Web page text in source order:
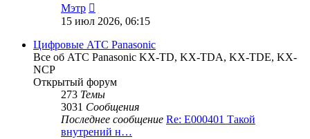
Мэтр
к
последнему
сообщению
15 июл 2026, 06:15
Цифровые АТС Panasonic
Все об АТС Panasonic KX-TD, KX-TDA, KX-TDE, KX-
NCP
Открытый форум
273 Темы
3031 Сообщения
Последнее сообщение Re: E000401 Такой
внутрений н…